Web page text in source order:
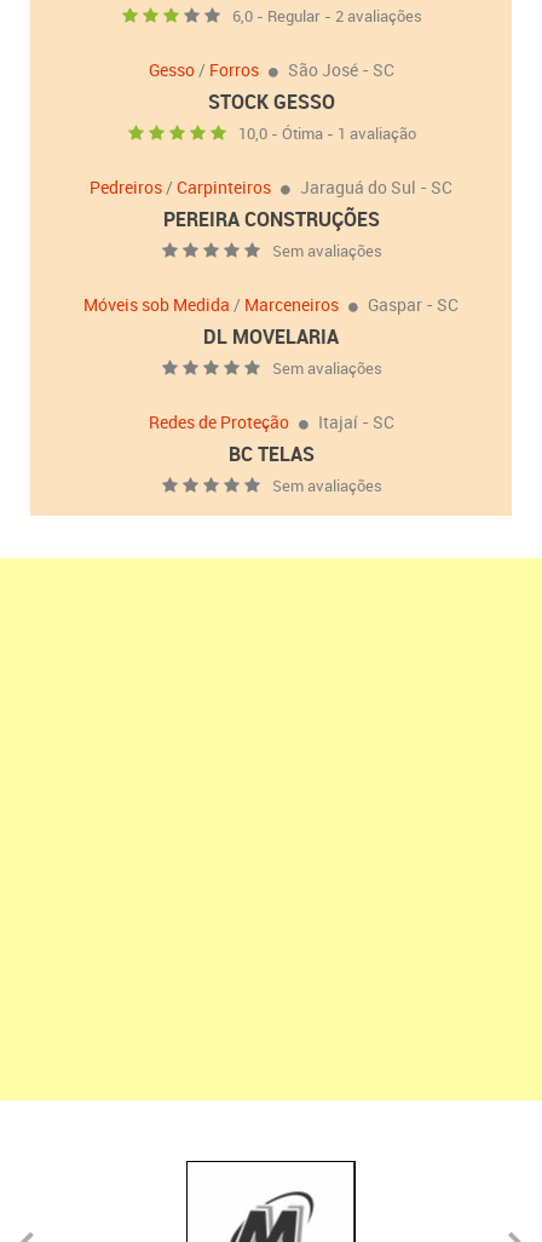
6,0 - Regular - 2 avaliações
Gesso/ Forros São José - SC
STOCK GESSO
10,0 - Ótima - 1 avaliação
Pedreiros/Carpinteiros Jaraguá do Sul - SC
PEREIRA CONSTRUÇÕES
Sem avaliações
Móveis sob Medida / Marceneiros Gaspar - SC
DL MOVELARIA
Sem avaliações
Redes de Proteção Itajaí - SC
BC TELAS
Sem avaliações